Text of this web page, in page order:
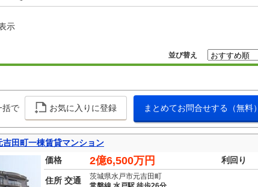
示
並び替え
括で お気に入りに登録 まとめてお問合せする（無料）
吉田町一棟賃貸マンション
価格
2億6,500万円 利回り
住所 交通
茨城県水戸市元吉田町